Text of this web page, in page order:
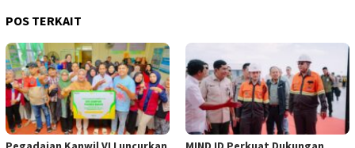
POS TERKAIT